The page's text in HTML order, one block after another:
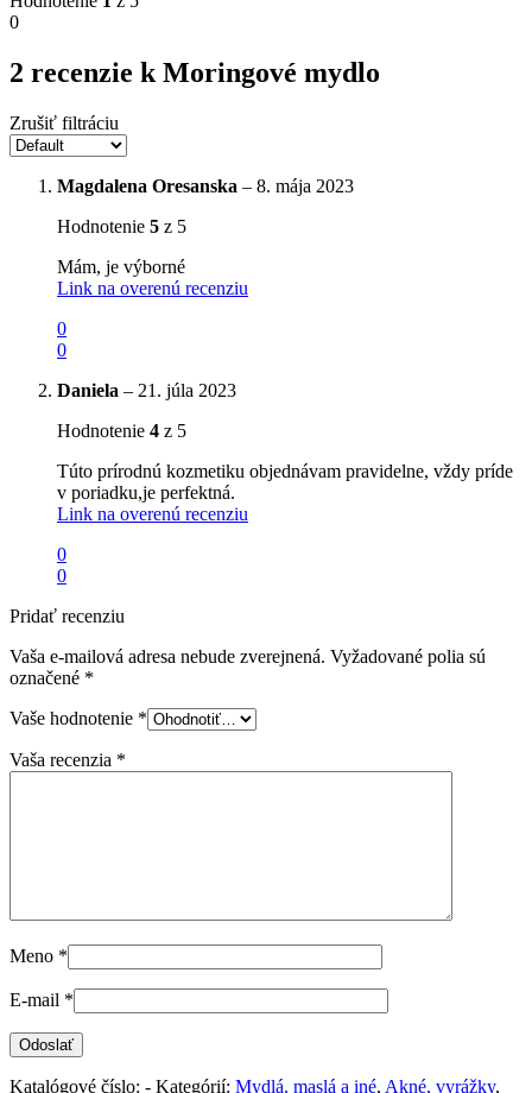
0
2 recenzie k Moringové mydlo
Zrušiť filtráciu
Magdalena Oresanska – 8. mája 2023
Hodnotenie 5 z 5
Mám, je výborné
Link na overenú recenziu
0
0
Daniela – 21. júla 2023
Hodnotenie 4 z 5
Túto prírodnú kozmetiku objednávam pravidelne, vždy príde
v poriadku,je perfektná.
Link na overenú recenziu
0
0
Pridať recenziu
Vaša e-mailová adresa nebude zverejnená. Vyžadované polia sú
označené *
Vaše hodnotenie *
Vaša recenzia *
Meno *
E-mail *
Katalógové číslo: - Kategórií: Mydlá, maslá a iné, Akné, vyrážky,